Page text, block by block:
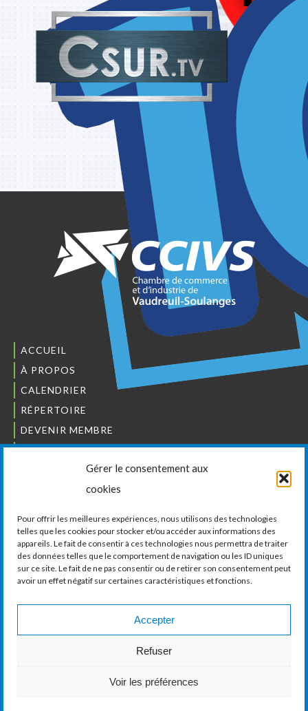
Gérer le consentement aux
cookies
Pour offrir les meilleures expériences, nous utilisons des technologies
telles que les cookies pour stocker et/ou accéder aux informations des
appareils. Le fait de consentir à ces technologies nous permettra de traiter
des données telles que le comportement de navigation ou les ID uniques
sur ce site. Le fait de ne pas consentir ou de retirer son consentement peut
avoir un effet négatif sur certaines caractéristiques et fonctions.
Accepter
Refuser
Voir les préférences
ACCUEIL
À PROPOS
CALENDRIER
RÉPERTOIRE
DEVENIR MEMBRE
NOUS JOINDRE
L’ORDRE DES BÂTISSEURS
LA CHAMBRE DE COMMERCE ET D’INDUSTRIE
DE VAUDREUIL-SOULANGES
11, boul. de la Cité-des-Jeunes, Suite 201